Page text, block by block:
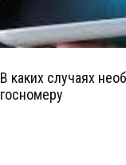
В каких случаях
госномеру